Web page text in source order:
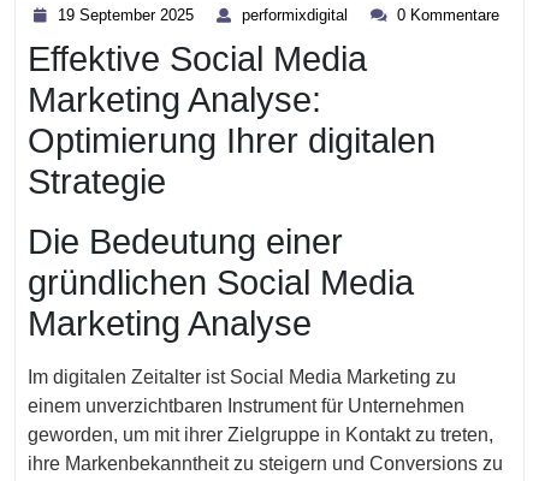
19 September 2025
2025
performixdigital performixdigital
0 Kommentare
Effektive Social Media
Marketing Analyse:
Optimierung Ihrer digitalen
Strategie
Die Bedeutung einer
gründlichen Social Media
Marketing Analyse
Im digitalen Zeitalter ist Social Media Marketing zu
einem unverzichtbaren Instrument für Unternehmen
geworden, um mit ihrer Zielgruppe in Kontakt zu treten,
ihre Markenbekanntheit zu steigern und Conversions zu